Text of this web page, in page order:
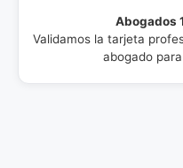
Abogados
Validamos la tarjeta
abogado